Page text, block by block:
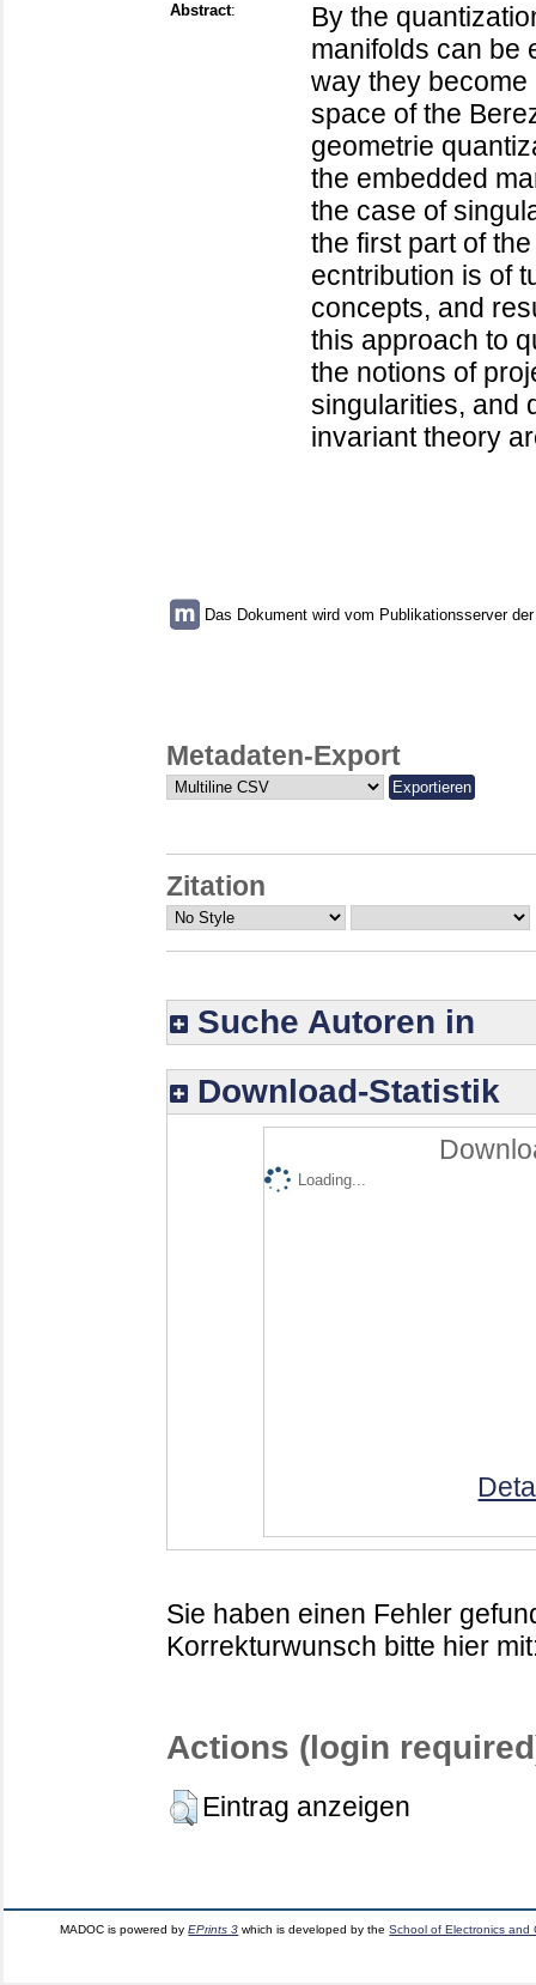
Abstract:
By the
manifolds can be
way they
space of the
geometrie
the embedded
the case of
the first part of
ecntribution is of
concepts, and
this approach to
the notions of
singularities, and
invariant theory
Das Dokument wird vom Publikationsserver
Metadaten-Export
Zitation
Suche Autoren in
Download-Statistik
Loading...
Sie haben einen Fehler
Korrekturwunsch bitte hier
Actions (login
Eintrag anzeigen
MADOC is powered byEPrints 3 which is developed by theSchool of Electronics and